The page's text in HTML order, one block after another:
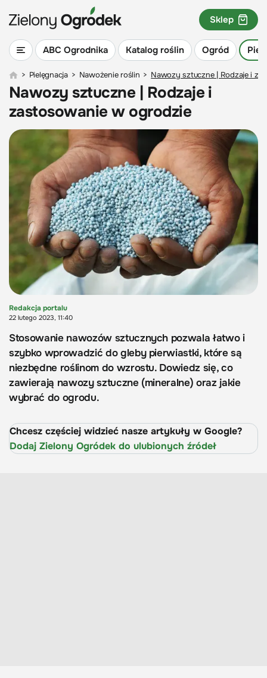
ABC Ogrodnika Katalog roślin Ogród
Sklep
> Pielęgnacja > Nawożenie roślin > Nawozy sztuczne | Rodzaje i
Nawozy sztuczne | Rodzaje i
zastosowanie w ogrodzie
Redakcja portalu
22 lutego 2023, 11:40
Stosowanie nawozów sztucznych pozwala łatwo i
szybko wprowadzić do gleby pierwiastki, które są
niezbędne roślinom do wzrostu. Dowiedz się, co
zawierają nawozy sztuczne (mineralne) oraz jakie
wybrać do ogrodu.
Chcesz częściej widzieć nasze artykuły w Google?
Dodaj Zielony Ogródek do ulubionych źródeł